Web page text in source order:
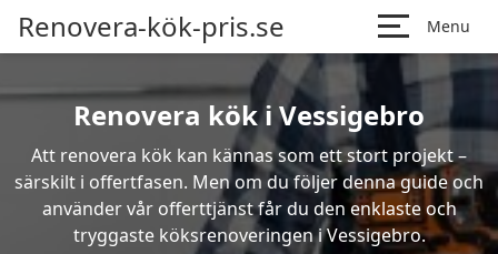
Renovera-kök-pris.se Menu
Renovera kök i Vessigebro
Att renovera kök kan kännas som ett stort projekt –
särskilt i offertfasen. Men om du följer denna guide och
använder vår offerttjänst får du den enklaste och
tryggaste köksrenoveringen i Vessigebro.